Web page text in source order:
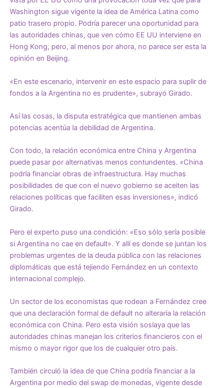
Washington sigue vigente la idea de América Latina como
patio trasero propio. Podría parecer una oportunidad para
las autoridades chinas, que ven cómo EE UU interviene en
Hong Kong, pero, al menos por ahora, no parece ser esta la
opinión en Beijing.
«En este escenario, intervenir en este espacio para suplir de
fondos a la Argentina no es prudente», subrayó Girado.
Así las cosas, la disputa estratégica que mantienen ambas
potencias acentúa la debilidad de Argentina.
Con todo, la relación económica entre China y Argentina
puede pasar por alternativas menos contundentes. «China
podría financiar obras de infraestructura. Hay muchas
posibilidades de que con el nuevo gobierno se aceiten las
relaciones políticas que faciliten esas inversiones», indicó
Girado.
Pero el experto puso una condición: «Eso sólo sería posible
si Argentina no cae en default». Y allí es donde se juntan los
problemas urgentes de la deuda pública con las relaciones
diplomáticas que está tejiendo Fernández en un contexto
internacional complejo.
Un sector de los economistas que rodean a Fernández cree
que una declaración formal de default no alteraría la relación
económica con China. Pero esta visión soslaya que las
autoridades chinas manejan los criterios financieros con el
mismo o mayor rigor que los de cualquier otro país.
También circuló la idea de que China podría financiar a la
Argentina por medio del swap de monedas, vigente desde